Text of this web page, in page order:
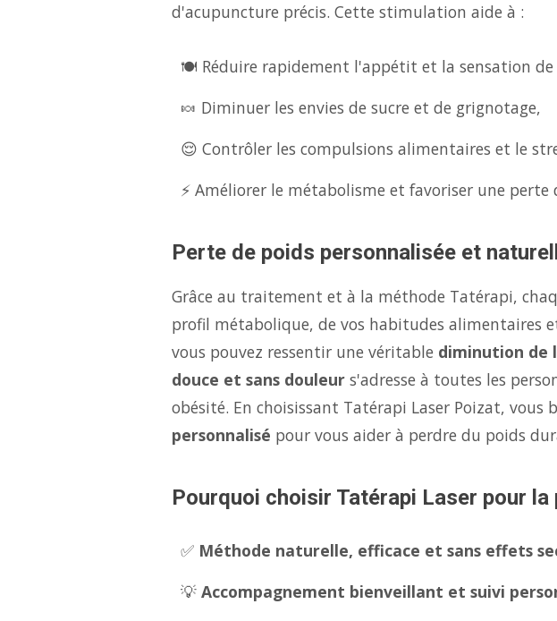
d'acupuncture précis. Cette stimulation aide à :
🍽️ Réduire rapidement l'appétit et la sensation de
🍬 Diminuer les envies de sucre et de grignotage,
😌 Contrôler les compulsions alimentaires et le
⚡ Améliorer le métabolisme et favoriser une perte
Perte de poids personnalisée et
Grâce au traitement et à la méthode Tatérapi,
profil métabolique, de vos habitudes alimentaires
vous pouvez ressentir une véritable diminution de
douce et sans douleur s'adresse à toutes les
obésité. En choisissant Tatérapi Laser Poizat, vous
personnalisé pour vous aider à perdre du poids
Pourquoi choisir Tatérapi Laser pour
✅ Méthode naturelle, efficace et sans effets
💡 Accompagnement bienveillant et suivi